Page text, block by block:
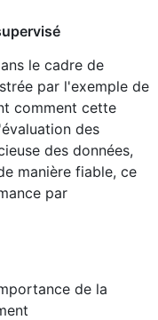
le cadre de
par l'exemple de
comment cette
des
des données,
manière fiable, ce
par
de la